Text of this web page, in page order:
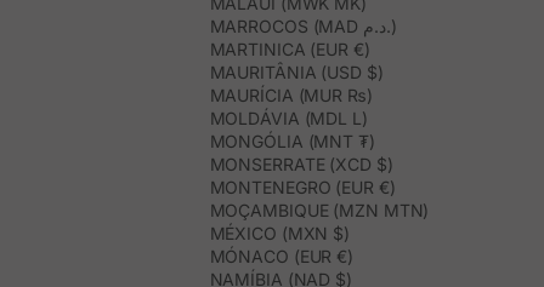
MARROCOS (MAD د.م.)
MARTINICA (EUR €)
MAURITÂNIA (USD $)
MAURÍCIA (MUR ₨)
MOLDÁVIA (MDL L)
MONGÓLIA (MNT ₮)
MONSERRATE (XCD $)
MONTENEGRO (EUR €)
MOÇAMBIQUE (MZN MTN)
MÉXICO (MXN $)
MÓNACO (EUR €)
NAMÍBIA (NAD $)